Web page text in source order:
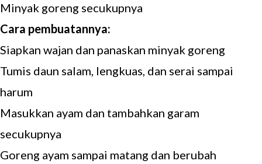
Minyak goreng secukupnya
Cara pembuatannya:
Siapkan wajan dan panaskan minyak goreng
Tumis daun salam, lengkuas, dan serai sampai
harum
Masukkan ayam dan tambahkan garam
secukupnya
Goreng ayam sampai matang dan berubah